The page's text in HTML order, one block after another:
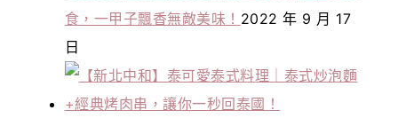
食，一甲子飄香無敵美味！ 2022 年 9 月 17
日